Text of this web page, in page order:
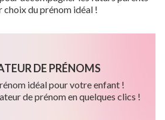
choix du prénom idéal !
DE PRÉNOMS
idéal pour votre enfant !
de prénom en quelques clics !